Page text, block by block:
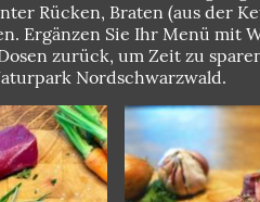
Rücken, Braten (aus der
Ergänzen Sie Ihr Menü mit
zurück, um Zeit zu
Nordschwarzwald.